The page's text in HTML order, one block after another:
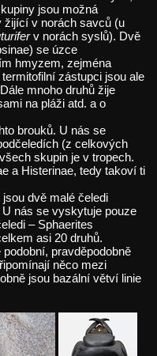
jsou možná
žijící v norách savců (u
v norách syslů). Dvě
se úzce
hmyzem, zejména
zástupci jsou ale
mnoho druhů žije
na pláži atd. a o
brouků. U nás se
(z celkových
skupin je v tropech.
a Histerinae, tedy takoví ti
dvě malé čeledi
U nás se vyskytuje pouze
– Sphaerites
asi 20 druhů.
pravděpodobně
něco mezi
jsou bazální větví linie